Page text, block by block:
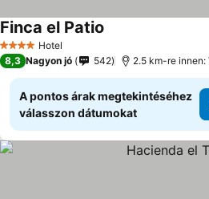
4 KategóriaHotel
Finca el Patio
8,3 Nagyon jó 542 2.5 km-re
A pontos árak megtekintéséhez
válasszon dátumokat